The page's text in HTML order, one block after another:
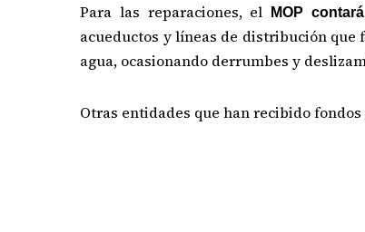
Para las reparaciones, el MOP
acueductos y líneas de distribución que
agua, ocasionando derrumbes y
Otras entidades que han recibido fondos